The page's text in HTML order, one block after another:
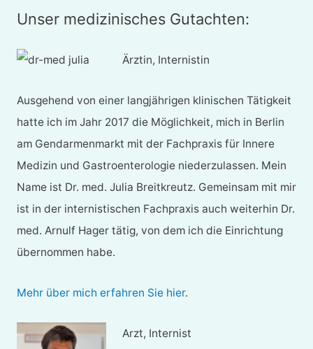
Unser medizinisches Gutachten:
Ärztin, Internistin
Ausgehend von einer langjährigen klinischen Tätigkeit
hatte ich im Jahr 2017 die Möglichkeit, mich in Berlin
am Gendarmenmarkt mit der Fachpraxis für Innere
Medizin und Gastroenterologie niederzulassen. Mein
Name ist Dr. med. Julia Breitkreutz. Gemeinsam mit mir
ist in der internistischen Fachpraxis auch weiterhin Dr.
med. Arnulf Hager tätig, von dem ich die Einrichtung
übernommen habe.
Mehr über mich erfahren Sie hier.
Arzt, Internist